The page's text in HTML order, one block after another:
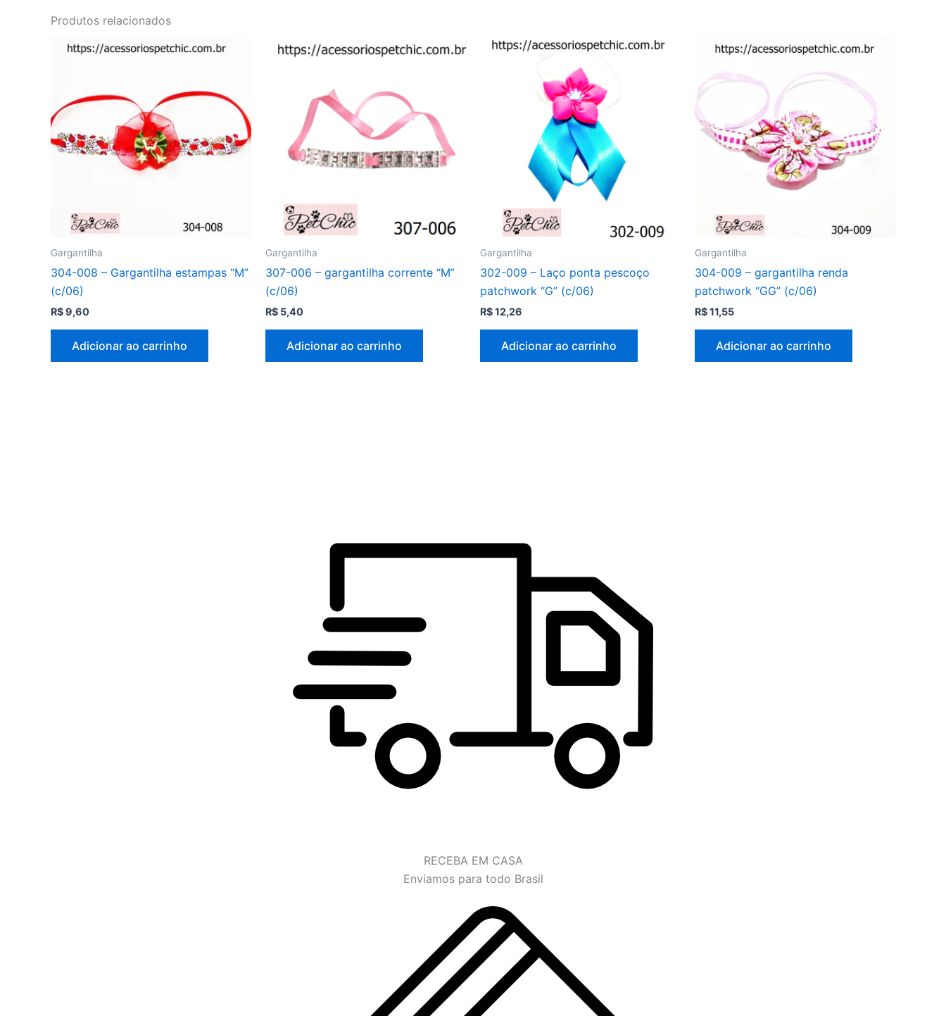
Produtos relacionados
Gargantilha
304-008 – Gargantilha estampas “M”
(c/06)
R$9,60
Adicionar ao carrinho
Gargantilha
307-006 – gargantilha corrente “M”
(c/06)
R$ 5,40
Adicionar ao carrinho
Gargantilha
302-009 – Laço ponta pescoço
patchwork “G” (c/06)
R$12,26
Adicionar ao carrinho
Gargantilha
304-009 – gargantilha renda
patchwork “GG” (c/06)
R$11,55
Adicionar ao carrinho
RECEBA EM CASA
Enviamos para todo Brasil